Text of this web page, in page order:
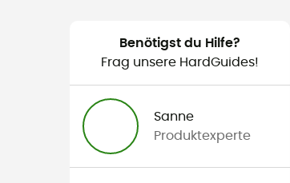
Benötigst du Hilfe?
Frag unsere HardGuides!
Sanne
Produktexperte